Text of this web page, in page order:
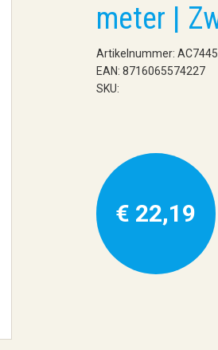
meter |
Artikelnummer: AC7445
EAN: 8716065574227
SKU:
€ 22,19